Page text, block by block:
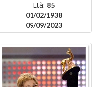
Età: 85
01/02/1938
09/09/2023